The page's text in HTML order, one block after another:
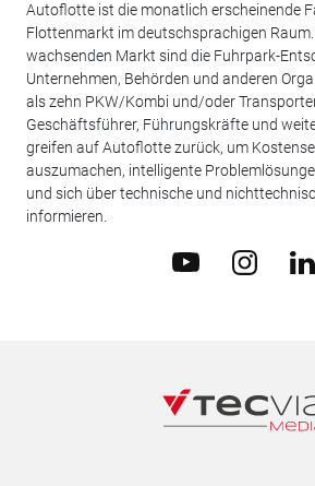
Autoflotte ist die monatlich erscheinende
Flottenmarkt im deutschsprachigen
wachsenden Markt sind die Fuhrpark-
Unternehmen, Behörden und anderen
als zehn PKW/Kombi und/oder
Geschäftsführer, Führungskräfte und
greifen auf Autoflotte zurück, um
auszumachen, intelligente
und sich über technische und
informieren.